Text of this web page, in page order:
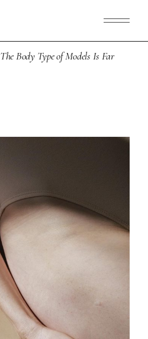
The Body Type of Models Is Far